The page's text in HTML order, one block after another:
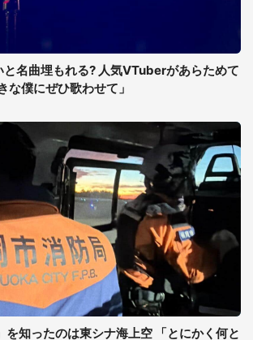
名曲埋もれる? 人気VTuberがあらためて
な僕にぜひ歌わせて」
を知ったのは東シナ海上空 「とにかく何と